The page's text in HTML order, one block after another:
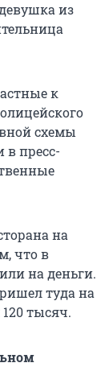
из
к
схемы
в пресс-
на
что в
на деньги.
туда на
тысяч.